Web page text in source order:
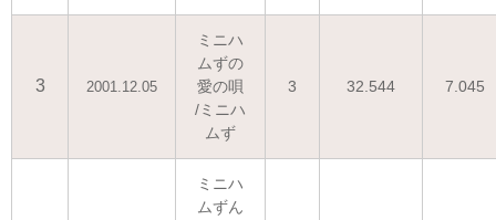
3 2001.12.05
ミニハ
ムずの
愛の唄
/ミニハ
ムず
3 32.544 7.045
ミニハ
ムずん